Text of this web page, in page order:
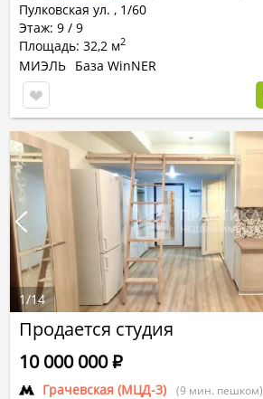
Пулковская ул. , 1/60
Этаж: 9 / 9
Площадь: 32,2 м2
МИЭЛЬ База WinNER
Продается студия
Грачевская (МЦД-3) (9 мин. пешком)
10 000 000Р
1/14